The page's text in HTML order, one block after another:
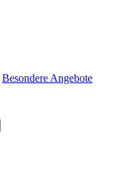
Besondere Angebote